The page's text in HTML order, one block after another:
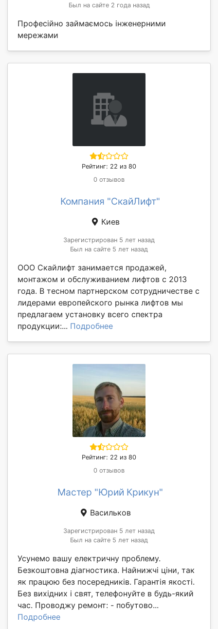
Был на сайте 2 года назад
Професійно займаємось інженерними
мережами
Рейтинг: 22 из 80
0 отзывов
Компания "СкайЛифт"
Киев
Зарегистрирован 5 лет назад
Был на сайте 5 лет назад
ООО Скайлифт занимается продажей,
монтажом и обслуживанием лифтов с 2013
года. В тесном партнерском сотрудничестве с
лидерами европейского рынка лифтов мы
предлагаем установку всего спектра
продукции:... Подробнее
Рейтинг: 22 из 80
0 отзывов
Мастер "Юрий Крикун"
Васильков
Зарегистрирован 5 лет назад
Был на сайте 5 лет назад
Усунемо вашу електричну проблему.
Безкоштовна діагностика. Найнижчі ціни, так
як працюю без посередників. Гарантія якості.
Без вихідних і свят, телефонуйте в будь-який
час. Проводжу ремонт: - побутово...
Подробнее